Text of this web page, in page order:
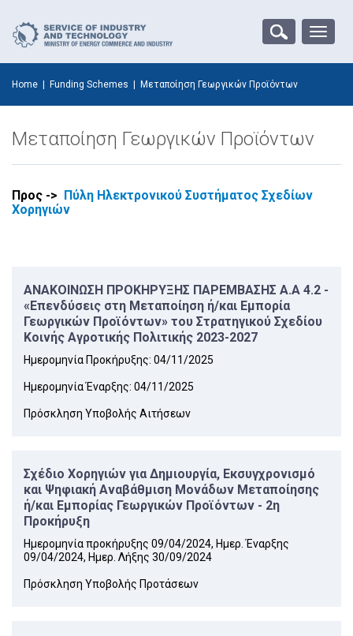
Toggle
Home Funding Schemes Μεταποίηση Γεωργικών Προϊόντων
Μεταποίηση Γεωργικών Προϊόντων
Προς -> Πύλη Ηλεκτρονικού Συστήματος Σχεδίων
Χορηγιών
ΑΝΑΚΟΙΝΩΣΗ ΠΡΟΚΗΡΥΞΗΣ ΠΑΡΕΜΒΑΣΗΣ Α.Α 4.2 -
«Επενδύσεις στη Μεταποίηση ή/και Εμπορία
Γεωργικών Προϊόντων» του Στρατηγικού Σχεδίου
Κοινής ‎Αγροτικής Πολιτικής 2023-2027‎
Ημερομηνία Προκήρυξης: 04/11/2025
Ημερομηνία Έναρξης: 04/11/2025
Πρόσκληση Υποβολής Αιτήσεων
Σχέδιο Χορηγιών για Δημιουργία, Εκσυγχρονισμό
και Ψηφιακή Αναβάθμιση Μονάδων Μεταποίησης
ή/και Εμπορίας Γεωργικών Προϊόντων - 2η
Προκήρυξη
Ημερομηνία προκήρυξης 09/04/2024, Ημερ. Έναρξης
09/04/2024, Ημερ. Λήξης 30/09/2024
Πρόσκληση Υποβολής Προτάσεων